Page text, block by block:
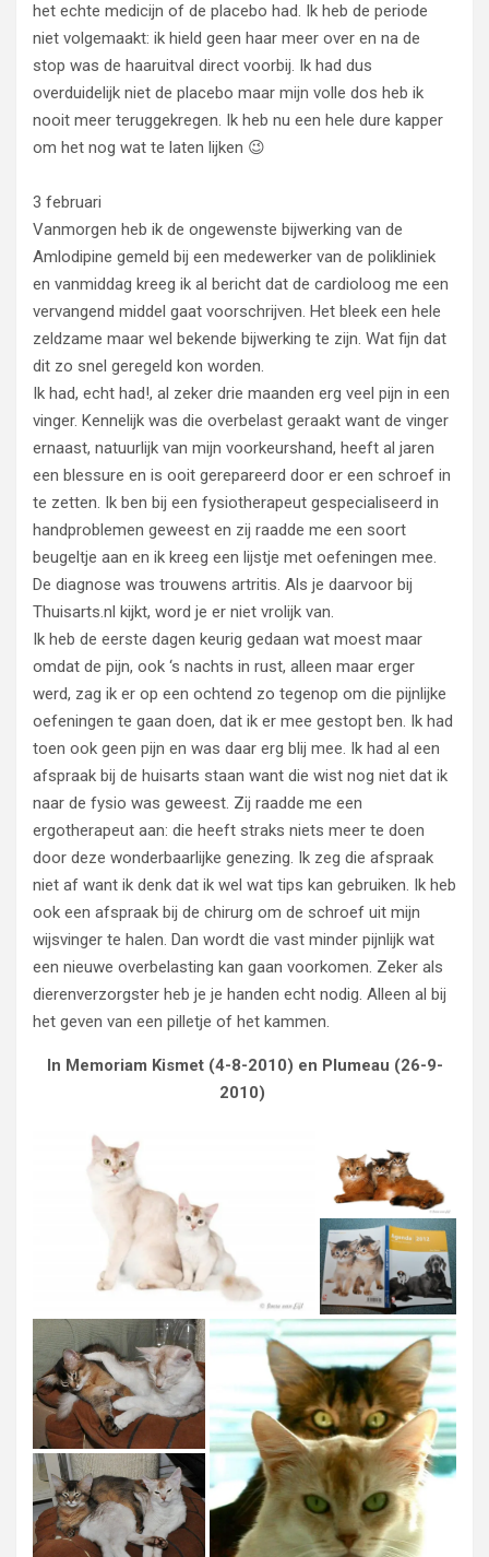
het echte medicijn of de placebo had. Ik heb de periode
niet volgemaakt: ik hield geen haar meer over en na de
stop was de haaruitval direct voorbij. Ik had dus
overduidelijk niet de placebo maar mijn volle dos heb ik
nooit meer teruggekregen. Ik heb nu een hele dure kapper
om het nog wat te laten lijken 😉
3 februari
Vanmorgen heb ik de ongewenste bijwerking van de
Amlodipine gemeld bij een medewerker van de polikliniek
en vanmiddag kreeg ik al bericht dat de cardioloog me een
vervangend middel gaat voorschrijven. Het bleek een hele
zeldzame maar wel bekende bijwerking te zijn. Wat fijn dat
dit zo snel geregeld kon worden.
Ik had, echt had!, al zeker drie maanden erg veel pijn in een
vinger. Kennelijk was die overbelast geraakt want de vinger
ernaast, natuurlijk van mijn voorkeurshand, heeft al jaren
een blessure en is ooit gerepareerd door er een schroef in
te zetten. Ik ben bij een fysiotherapeut gespecialiseerd in
handproblemen geweest en zij raadde me een soort
beugeltje aan en ik kreeg een lijstje met oefeningen mee.
De diagnose was trouwens artritis. Als je daarvoor bij
Thuisarts.nl kijkt, word je er niet vrolijk van.
Ik heb de eerste dagen keurig gedaan wat moest maar
omdat de pijn, ook ‘s nachts in rust, alleen maar erger
werd, zag ik er op een ochtend zo tegenop om die pijnlijke
oefeningen te gaan doen, dat ik er mee gestopt ben. Ik had
toen ook geen pijn en was daar erg blij mee. Ik had al een
afspraak bij de huisarts staan want die wist nog niet dat ik
naar de fysio was geweest. Zij raadde me een
ergotherapeut aan: die heeft straks niets meer te doen
door deze wonderbaarlijke genezing. Ik zeg die afspraak
niet af want ik denk dat ik wel wat tips kan gebruiken. Ik heb
ook een afspraak bij de chirurg om de schroef uit mijn
wijsvinger te halen. Dan wordt die vast minder pijnlijk wat
een nieuwe overbelasting kan gaan voorkomen. Zeker als
dierenverzorgster heb je je handen echt nodig. Alleen al bij
het geven van een pilletje of het kammen.
In Memoriam Kismet (4-8-2010) en Plumeau (26-9-
2010)